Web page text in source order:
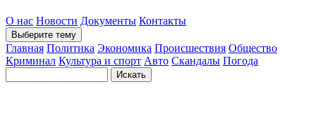
О нас Новости Документы Контакты
Выберите тему
Главная Политика Экономика Происшествия Общество
Криминал Культура и спорт Авто Скандалы Погода